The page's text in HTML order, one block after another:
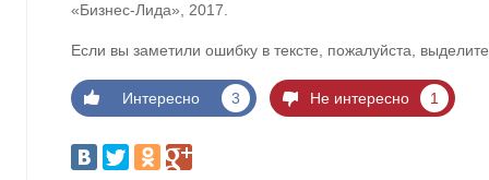
«Бизнес-Лида», 2017.
Если вы заметили ошибку в тексте, пожалуйста,
Интересно 3 Не интересно 1